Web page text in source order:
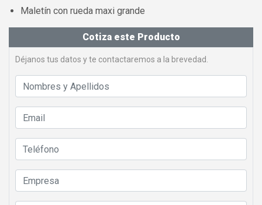
Maletín con rueda maxi grande
Cotiza este Producto
Déjanos tus datos y te contactaremos a la brevedad.